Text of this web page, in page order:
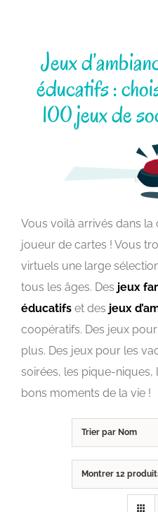
Jeux
éducatifs :
100 jeux de
Vous voilà arrivés dans la
joueur de cartes ! Vous
virtuels une large
tous les âges. Des jeux
éducatifset des jeux
coopératifs. Des jeux
plus. Des jeux pour les
soirées, les pique-
bons moments de la vie !
Trier par Nom
Montrer 12